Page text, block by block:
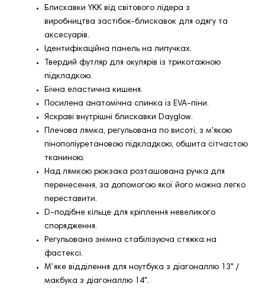
Блискавки YKK від світового лідера з
виробництва застібок-блискавок для одягу та
аксесуарів.
Ідентифікаційна панель на липучках.
Твердий футляр для окулярів із трикотажною
підкладкою.
Бічна еластична кишеня.
Посилена анатомічна спинка із EVA-піни.
Яскраві внутрішні блискавки Dayglow.
Плечова лямка, регульована по висоті, з м'якою
пінополіуретановою підкладкою, обшита сітчастою
тканиною.
Над лямкою рюкзака розташована ручка для
перенесення, за допомогою якої його можна легко
переставити.
D-подібне кільце для кріплення невеликого
спорядження.
Регульована знімна стабілізуюча стяжка на
фастексі.
Мʼяке відділення для ноутбука з діагоналлю 13" /
макбука з діагоналлю 14".